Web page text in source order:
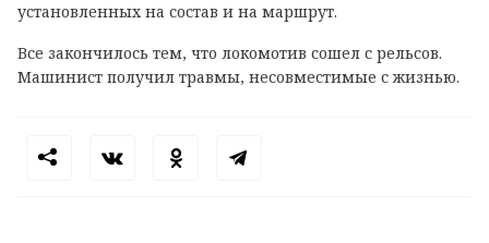
установленных на состав и на маршрут.
Все закончилось тем, что локомотив сошел с рельсов.
Машинист получил травмы, несовместимые с жизнью.